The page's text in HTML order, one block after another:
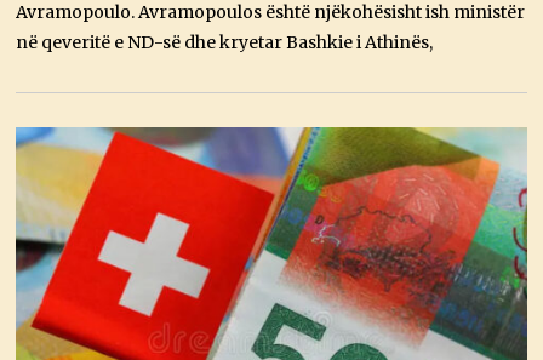
2
0
Avramopoulo. Avramopoulos është njëkohësisht ish ministër
në qeveritë e ND-së dhe kryetar Bashkie i Athinës,